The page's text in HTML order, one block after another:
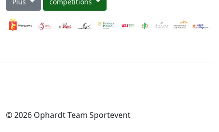
© 2026 Ophardt Team Sportevent